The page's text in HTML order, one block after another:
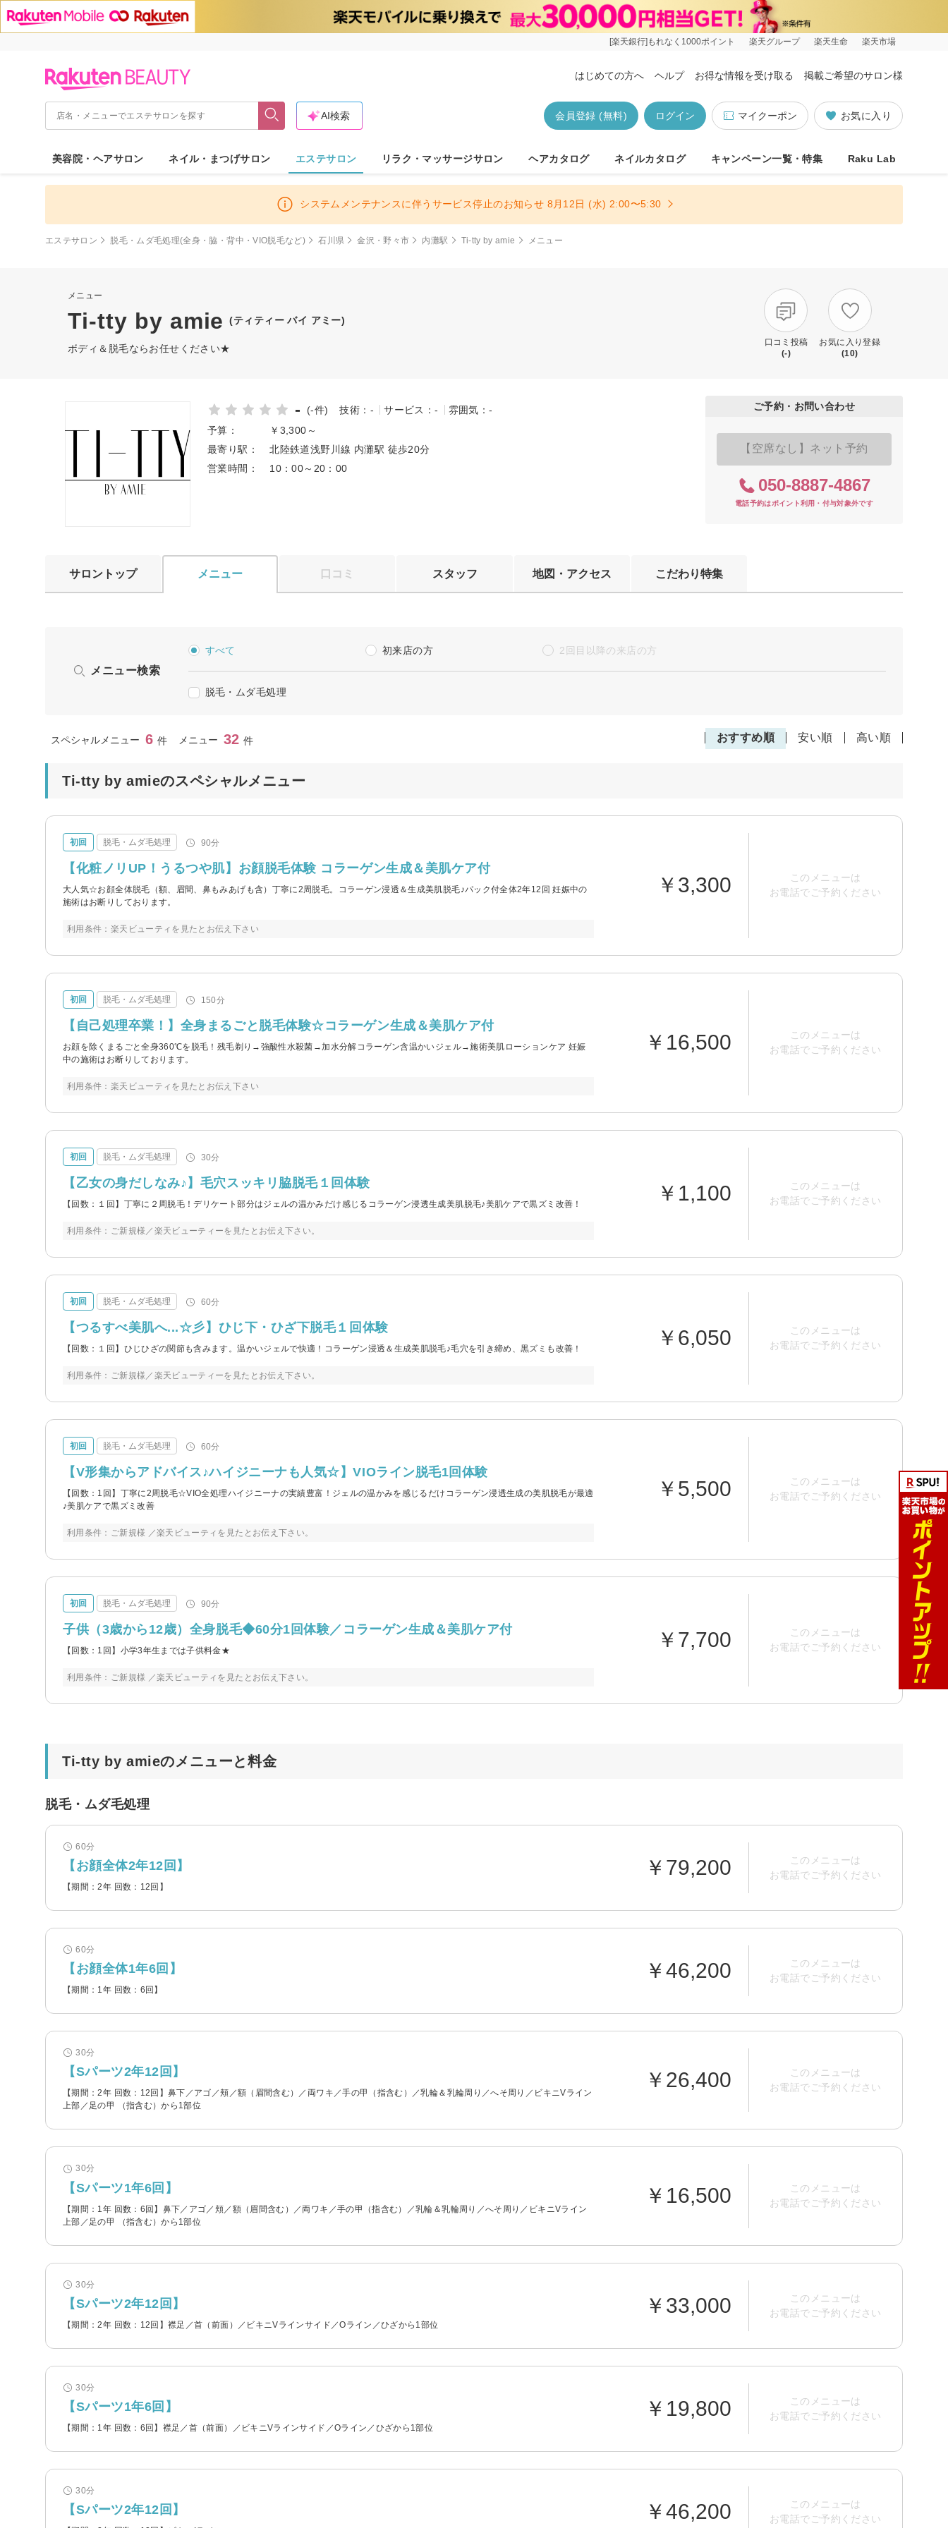
[楽天銀行]もれなく1000ポイント 楽天グループ 楽天生命 楽天市場
はじめての方へ ヘルプ お得な情報を受け取る 掲載ご希望のサロン様
お気に入り
マイクーポン
ログイン
会員登録 (無料)
AI検索
美容院・ヘアサロン ネイル・まつげサロン エステサロン リラク・マッサージサロン ヘアカタログ ネイルカタログ キャンペーン一覧・特集 Raku Lab
システムメンテナンスに伴うサービス停止のお知らせ 8月12日 (水) 2:00〜5:30
エステサロン 脱毛・ムダ毛処理(全身・脇・背中・VIO脱毛など) 石川県 金沢・野々市 内灘駅 Ti-tty by amie メニュー
メニュー
Ti-tty by amie (ティティー バイ アミー)
ボディ＆脱毛ならお任せください★
口コミ投稿
(-)
お気に入り登録
(10)
- (-件) 技術：- サービス：-
雰囲気：-
予算：
￥3,300～
最寄り駅：
北陸鉄道浅野川線 内灘駅 徒歩20分
営業時間：
10：00～20：00
ご予約・お問い合わせ
【空席なし】ネット予約
050-8887-4867
電話予約はポイント利用・付与対象外です
サロントップ メニュー 口コミ スタッフ 地図・アクセス こだわり特集
メニュー検索
すべて 初来店の方 2回目以降の来店の方
脱毛・ムダ毛処理
スペシャルメニュー 6 件 メニュー 32 件 おすすめ順 安い順 高い順
Ti-tty by amieのスペシャルメニュー
初回 脱毛・ムダ毛処理 90分
【化粧ノリUP！うるつや肌】お顔脱毛体験 コラーゲン生成＆美肌ケア付
大人気☆お顔全体脱毛（額、眉間、鼻もみあげも含）丁寧に2周脱毛。コラーゲン浸透＆生成美肌脱毛♪パック付全体2年12回 妊娠中の
施術はお断りしております。
利用条件：楽天ビューティを見たとお伝え下さい
￥3,300
このメニューは
お電話でご予約ください
初回 脱毛・ムダ毛処理 150分
【自己処理卒業！】全身まるごと脱毛体験☆コラーゲン生成＆美肌ケア付
お顔を除くまるごと全身360℃を脱毛！残毛剃り→強酸性水殺菌→加水分解コラーゲン含温かいジェル→施術美肌ローションケア 妊娠
中の施術はお断りしております。
利用条件：楽天ビューティを見たとお伝え下さい
￥16,500
このメニューは
お電話でご予約ください
初回 脱毛・ムダ毛処理 30分
【乙女の身だしなみ♪】毛穴スッキリ脇脱毛１回体験
【回数：１回】丁寧に２周脱毛！デリケート部分はジェルの温かみだけ感じるコラーゲン浸透生成美肌脱毛♪美肌ケアで黒ズミ改善！
利用条件：ご新規様／楽天ビューティーを見たとお伝え下さい。
￥1,100
このメニューは
お電話でご予約ください
初回 脱毛・ムダ毛処理 60分
【つるすべ美肌へ...☆彡】ひじ下・ひざ下脱毛１回体験
【回数：１回】ひじひざの関節も含みます。温かいジェルで快適！コラーゲン浸透＆生成美肌脱毛♪毛穴を引き締め、黒ズミも改善！
利用条件：ご新規様／楽天ビューティーを見たとお伝え下さい。
￥6,050
このメニューは
お電話でご予約ください
初回 脱毛・ムダ毛処理 60分
【V形集からアドバイス♪ハイジニーナも人気☆】VIOライン脱毛1回体験
【回数：1回】丁寧に2周脱毛☆VIO全処理ハイジニーナの実績豊富！ジェルの温かみを感じるだけコラーゲン浸透生成の美肌脱毛が最適
♪美肌ケアで黒ズミ改善
利用条件：ご新規様 ／楽天ビューティを見たとお伝え下さい。
￥5,500
このメニューは
お電話でご予約ください
初回 脱毛・ムダ毛処理 90分
子供（3歳から12歳）全身脱毛◆60分1回体験／コラーゲン生成＆美肌ケア付
【回数：1回】小学3年生までは子供料金★
利用条件：ご新規様 ／楽天ビューティを見たとお伝え下さい。
￥7,700
このメニューは
お電話でご予約ください
Ti-tty by amieのメニューと料金
脱毛・ムダ毛処理
60分
【お顔全体2年12回】
【期間：2年 回数：12回】
￥79,200
このメニューは
お電話でご予約ください
60分
【お顔全体1年6回】
【期間：1年 回数：6回】
￥46,200
このメニューは
お電話でご予約ください
30分
【Sパーツ2年12回】
【期間：2年 回数：12回】鼻下／アゴ／頬／額（眉間含む）／両ワキ／手の甲（指含む）／乳輪＆乳輪周り／へそ周り／ビキニVライン
上部／足の甲 （指含む）から1部位
￥26,400
このメニューは
お電話でご予約ください
30分
【Sパーツ1年6回】
【期間：1年 回数：6回】鼻下／アゴ／頬／額（眉間含む）／両ワキ／手の甲（指含む）／乳輪＆乳輪周り／へそ周り／ビキニVライン
上部／足の甲 （指含む）から1部位
￥16,500
このメニューは
お電話でご予約ください
30分
【Sパーツ2年12回】
【期間：2年 回数：12回】襟足／首（前面）／ビキニVラインサイド／Oライン／ひざから1部位
￥33,000
このメニューは
お電話でご予約ください
30分
【Sパーツ1年6回】
【期間：1年 回数：6回】襟足／首（前面）／ビキニVラインサイド／Oライン／ひざから1部位
￥19,800
このメニューは
お電話でご予約ください
30分
【Sパーツ2年12回】 ￥46,200
このメニューは
お電話でご予約ください